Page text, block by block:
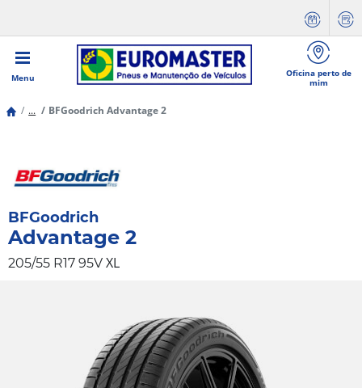
Menu
Oficina perto de
mim
... BFGoodrich Advantage 2
BFGoodrich
Advantage 2
205/55 R17 95V XL